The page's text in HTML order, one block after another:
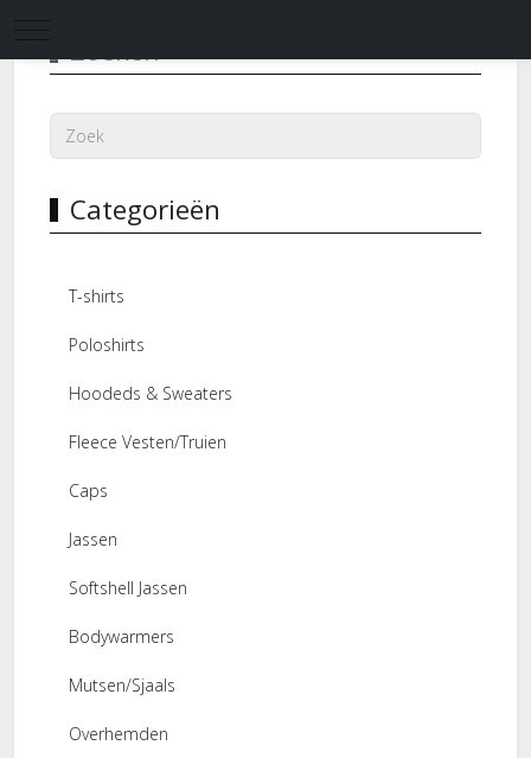
Mobile Menu Toggle
Zoeken
Categorieën
T-shirts
Poloshirts
Hoodeds & Sweaters
Fleece Vesten/Truien
Caps
Jassen
Softshell Jassen
Bodywarmers
Mutsen/Sjaals
Overhemden